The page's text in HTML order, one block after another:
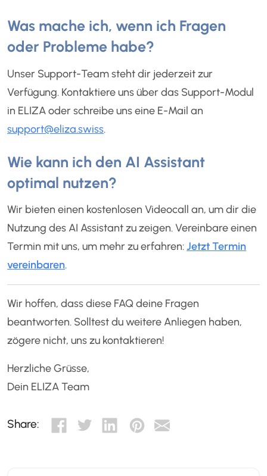
Was mache ich, wenn ich Fragen
oder Probleme habe?
Unser Support-Team steht dir jederzeit zur
Verfügung. Kontaktiere uns über das Support-Modul
in ELIZA oder schreibe uns eine E-Mail an
support@eliza.swiss.
Wie kann ich den AI Assistant
optimal nutzen?
Wir bieten einen kostenlosen Videocall an, um dir die
Nutzung des AI Assistant zu zeigen. Vereinbare einen
Termin mit uns, um mehr zu erfahren:Jetzt Termin
vereinbaren.
Wir hoffen, dass diese FAQ deine Fragen
beantworten. Solltest du weitere Anliegen haben,
zögere nicht, uns zu kontaktieren!
Herzliche Grüsse,
Dein ELIZA Team
Share: